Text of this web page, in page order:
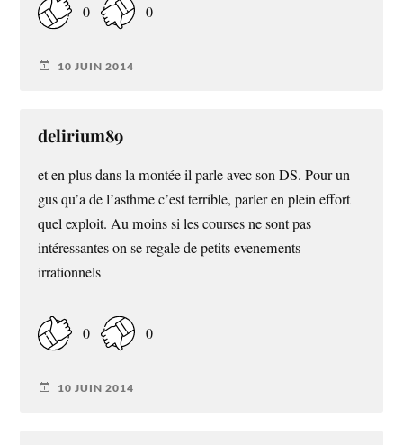
0 0
10 JUIN 2014
delirium89
et en plus dans la montée il parle avec son DS. Pour un
gus qu’a de l’asthme c’est terrible, parler en plein effort
quel exploit. Au moins si les courses ne sont pas
intéressantes on se regale de petits evenements
irrationnels
0 0
10 JUIN 2014